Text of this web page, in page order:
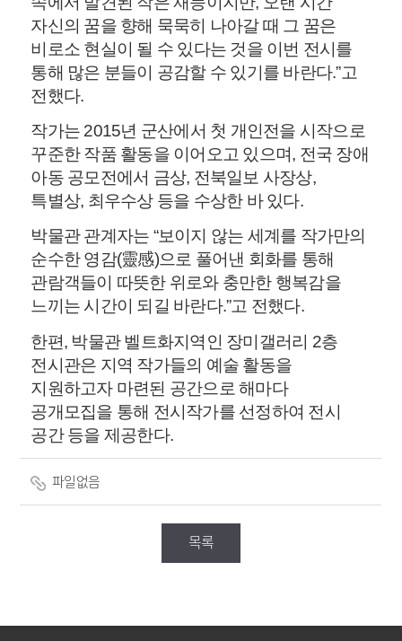
자신의 꿈을 향해 묵묵히 나아갈 때 그 꿈은
비로소 현실이 될 수 있다는 것을 이번 전시를
통해 많은 분들이 공감할 수 있기를 바란다.”고
전했다.
작가는 2015년 군산에서 첫 개인전을 시작으로
꾸준한 작품 활동을 이어오고 있으며, 전국 장애
아동 공모전에서 금상, 전북일보 사장상,
특별상, 최우수상 등을 수상한 바 있다.
박물관 관계자는 “보이지 않는 세계를 작가만의
순수한 영감(靈感)으로 풀어낸 회화를 통해
관람객들이 따뜻한 위로와 충만한 행복감을
느끼는 시간이 되길 바란다.”고 전했다.
한편, 박물관 벨트화지역인 장미갤러리 2층
전시관은 지역 작가들의 예술 활동을
지원하고자 마련된 공간으로 해마다
공개모집을 통해 전시작가를 선정하여 전시
공간 등을 제공한다.
파일없음
목록